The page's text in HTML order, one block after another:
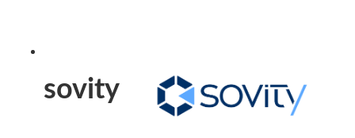
sovity